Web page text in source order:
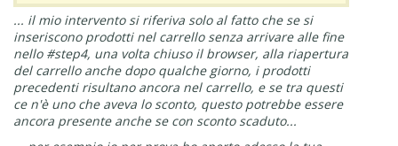
.
... il mio intervento si riferiva solo al fatto che se si
inseriscono prodotti nel carrello senza arrivare alle fine
nello #step4, una volta chiuso il browser, alla riapertura
del carrello anche dopo qualche giorno, i prodotti
precedenti risultano ancora nel carrello, e se tra questi
ce n'è uno che aveva lo sconto, questo potrebbe essere
ancora presente anche se con sconto scaduto...